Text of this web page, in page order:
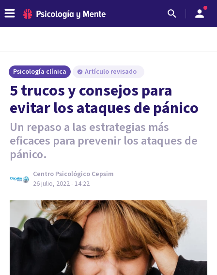
Psicología clínica Artículo revisado
5 trucos y consejos para
evitar los ataques de pánico
Un repaso a las estrategias más
eficaces para prevenir los ataques de
pánico.
Centro Psicológico Cepsim
26 julio, 2022 - 14:22